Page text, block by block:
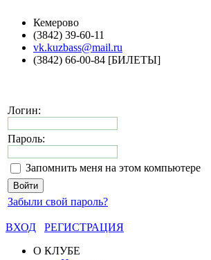
Кемерово
(3842) 39-60-11
vk.kuzbass@mail.ru
(3842) 66-00-84 [БИЛЕТЫ]
Логин:
Пароль:
Запомнить меня на этом компьютере
Забыли свой пароль?
ВХОД
РЕГИСТРАЦИЯ
О КЛУБЕ